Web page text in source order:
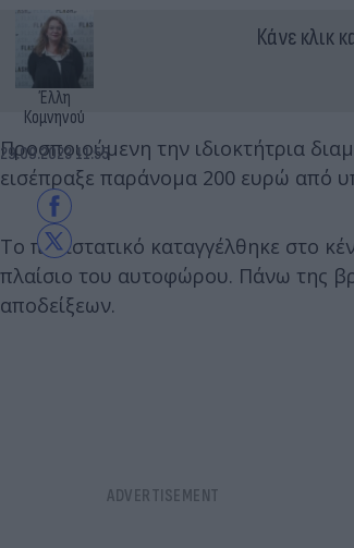
Έλλη
Κομνηνού
29.09.2023 11:55
Κάνε κλικ
Προσποιούμενη την ιδιοκτήτρια
εισέπραξε παράνομα 200 ευρώ από
Το περιστατικό καταγγέλθηκε στο
πλαίσιο του αυτοφώρου. Πάνω της
αποδείξεων.